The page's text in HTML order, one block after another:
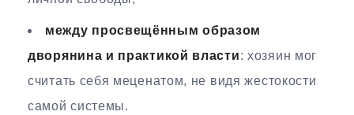
между просвещённым образом
дворянина и практикой власти: хозяин мог
считать себя меценатом, не видя жестокости
самой системы.